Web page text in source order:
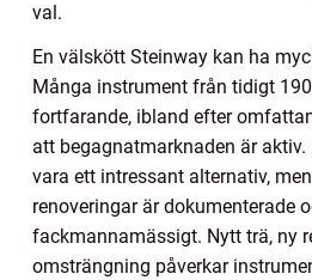
val.
En välskött Steinway kan ha
Många instrument från tidigt
fortfarande, ibland efter
att begagnatmarknaden är aktiv.
vara ett intressant alternativ,
renoveringar är dokumenterade
fackmannamässigt. Nytt trä, ny
omsträngning påverkar